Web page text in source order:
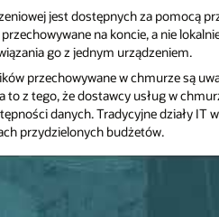
jest dostępnych za pomocą
na koncie, a nie
go z jednym urządzeniem.
przechowywane w chmurze są
z tego, że dostawcy usług w
danych. Tradycyjne działy
przydzielonych budżetów.